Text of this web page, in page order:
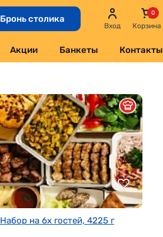
Бронь столика
Вход Корзина
Акции Банкеты Контакты
Набор на 6х гостей, 4225 г